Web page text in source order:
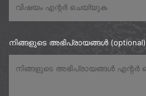
നിങ്ങളുടെ അഭിപ്രായങ്ങൾ (optional)